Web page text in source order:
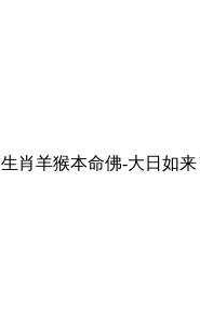
生肖羊猴本命佛-大日如来